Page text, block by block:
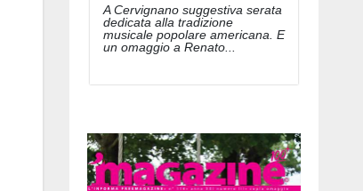
A Cervignano suggestiva serata
dedicata alla tradizione
musicale popolare americana. E
un omaggio a Renato...